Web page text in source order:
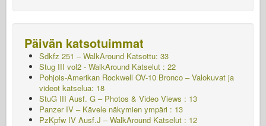
Päivän katsotuimmat
Sdkfz 251 – WalkAround Katsottu: 33
Stug III vol2 - WalkAround Katselut : 22
Pohjois-Amerikan Rockwell OV-10 Bronco – Valokuvat ja
videot katselua: 18
StuG III Ausf. G – Photos & Video Views : 13
Panzer IV – Kävele näkymien ympäri : 13
PzKpfw IV Ausf.J – WalkAround Katselut : 12